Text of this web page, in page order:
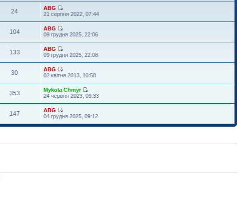
24
ABG
21 серпня 2022, 07:44
104
ABG
09 грудня 2025, 22:06
133
ABG
09 грудня 2025, 22:08
30
ABG
02 квітня 2013, 10:58
353
Mykola Chmyr
24 червня 2023, 09:33
147
ABG
04 грудня 2025, 09:12